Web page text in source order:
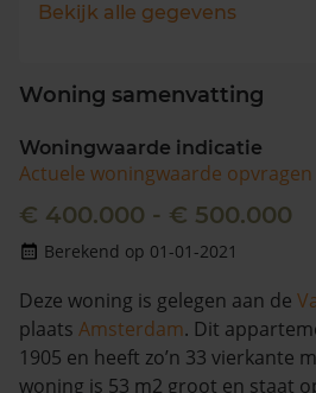
Bekijk alle gegevens
Woning samenvatting
Woningwaarde indicatie
Actuele woningwaarde
€ 400.000 - € 500.000
Berekend op 01-01-2021
Deze woning is gelegen aan de
plaats Amsterdam. Dit
1905 en heeft zo’n 33 vierkante
woning is 53 m2 groot en staat